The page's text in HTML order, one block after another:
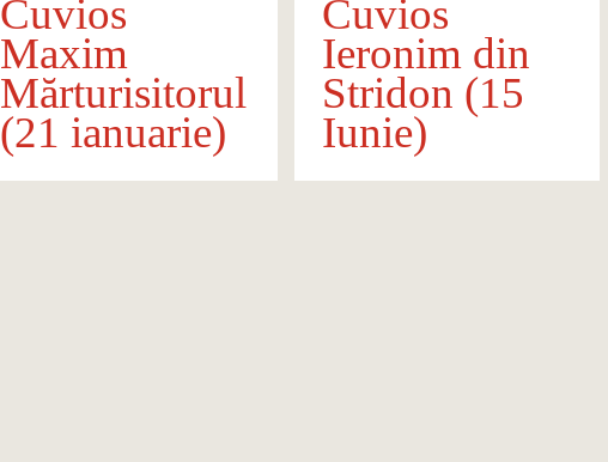
Cuvios
Maxim
Mărturisitorul
(21 ianuarie)
Cuvios
Ieronim din
Stridon (15
Iunie)